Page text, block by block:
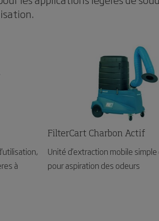
à
FilterCart Charbon Actif
Unité d'extraction mobile
pour aspiration des odeurs